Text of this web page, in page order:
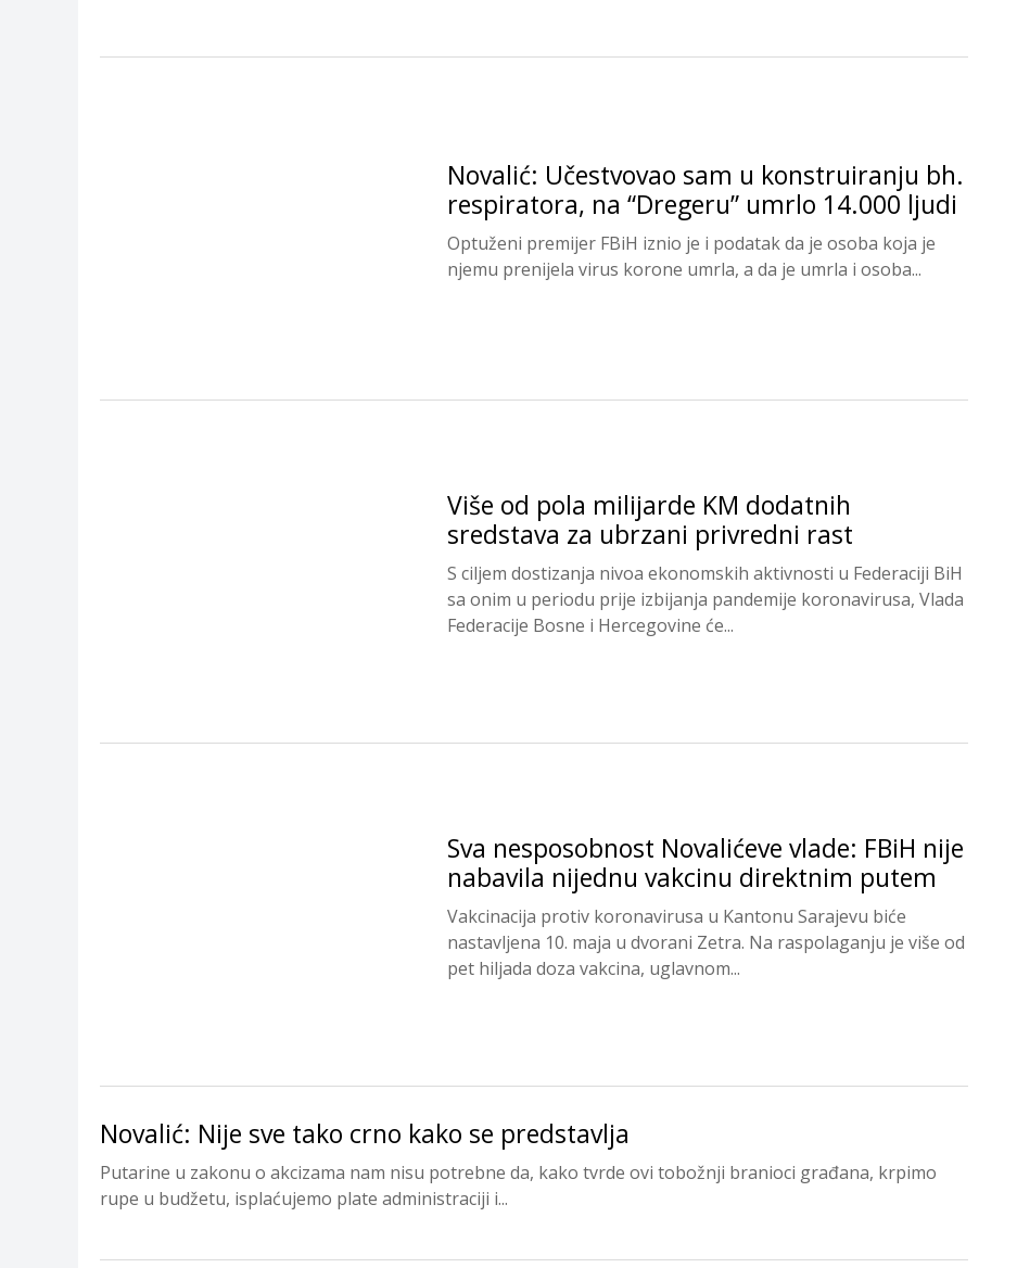
Novalić: Učestvovao sam u konstruiranju bh.
respiratora, na “Dregeru” umrlo 14.000 ljudi
Optuženi premijer FBiH iznio je i podatak da je osoba koja je
njemu prenijela virus korone umrla, a da je umrla i osoba...
Više od pola milijarde KM dodatnih
sredstava za ubrzani privredni rast
S ciljem dostizanja nivoa ekonomskih aktivnosti u Federaciji BiH
sa onim u periodu prije izbijanja pandemije koronavirusa, Vlada
Federacije Bosne i Hercegovine će...
Sva nesposobnost Novalićeve vlade: FBiH nije
nabavila nijednu vakcinu direktnim putem
Vakcinacija protiv koronavirusa u Kantonu Sarajevu biće
nastavljena 10. maja u dvorani Zetra. Na raspolaganju je više od
pet hiljada doza vakcina, uglavnom...
Novalić: Nije sve tako crno kako se predstavlja
Putarine u zakonu o akcizama nam nisu potrebne da, kako tvrde ovi tobožnji branioci građana, krpimo
rupe u budžetu, isplaćujemo plate administraciji i...